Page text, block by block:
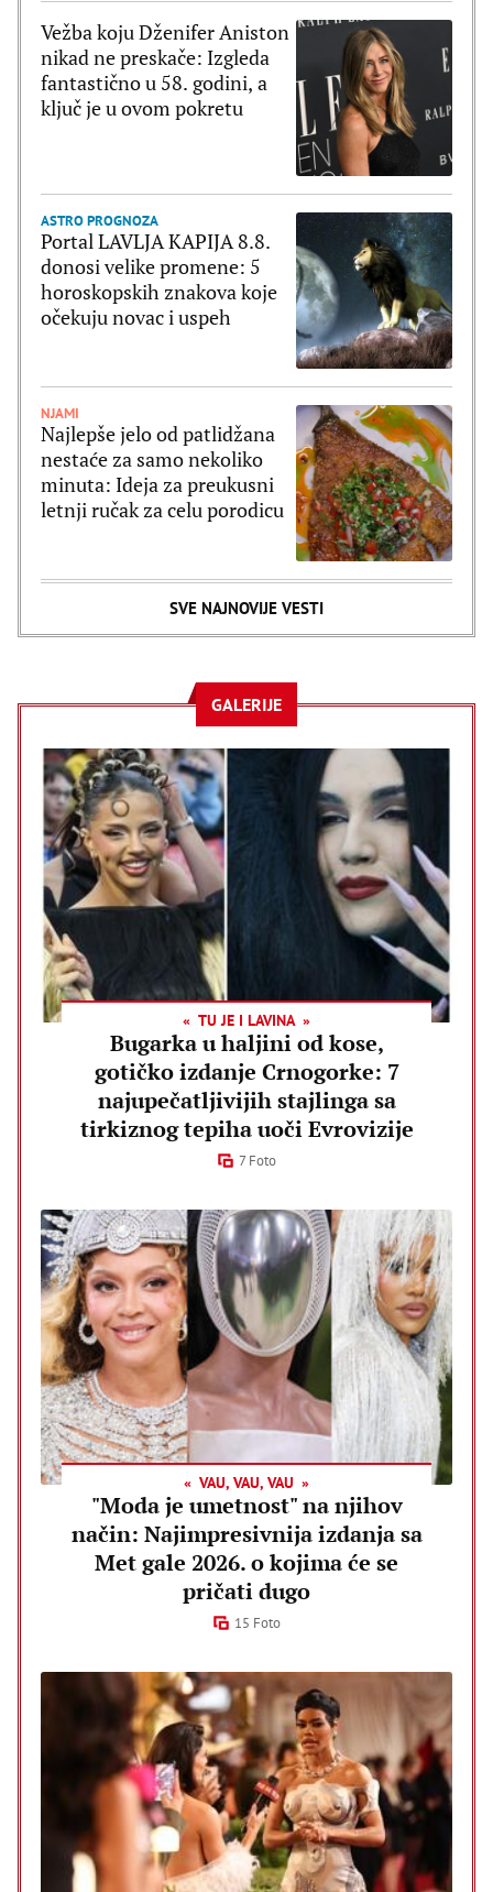
Vežba koju Dženifer Aniston
nikad ne preskače: Izgleda
fantastično u 58. godini, a
ključ je u ovom pokretu
ASTRO PROGNOZA
Portal LAVLJA KAPIJA 8.8.
donosi velike promene: 5
horoskopskih znakova koje
očekuju novac i uspeh
NJAMI
Najlepše jelo od patlidžana
nestaće za samo nekoliko
minuta: Ideja za preukusni
letnji ručak za celu porodicu
SVE NAJNOVIJE VESTI
GALERIJE
TU JE I LAVINA
Bugarka u haljini od kose,
gotičko izdanje Crnogorke: 7
najupečatljivijih stajlinga sa
tirkiznog tepiha uoči Evrovizije
7 Foto
VAU, VAU, VAU
"Moda je umetnost" na njihov
način: Najimpresivnija izdanja sa
Met gale 2026. o kojima će se
pričati dugo
15 Foto